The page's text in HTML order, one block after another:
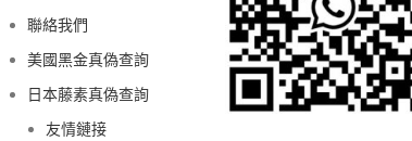
聯絡我們
美國黑金真偽查詢
日本藤素真偽查詢
友情鏈接